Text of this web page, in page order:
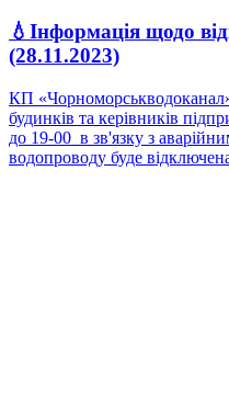
💧Інформація щодо
(28.11.2023)
КП
будинків та керівників
до 19-00 в зв'язку з
водопроводу буде